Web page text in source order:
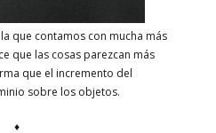
que contamos con mucha más
que las cosas parezcan más
que el incremento del
sobre los objetos.
♦